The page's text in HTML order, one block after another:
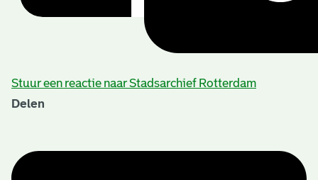
Stuur een reactie naar Stadsarchief Rotterdam
Delen